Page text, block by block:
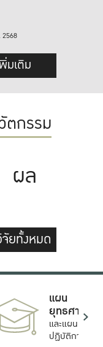
มเติม
ตกรรม
ผล
จัยทั้งหมด
แผน
ยุทธศาสตร์
และแผน
ปฏิบัติการ